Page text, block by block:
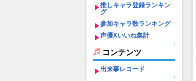
推しキャラ登録ランキン
グ
参加キャラ数ランキング
声優Xいいね集計
↑
コンテンツ
出来事レコード
↑